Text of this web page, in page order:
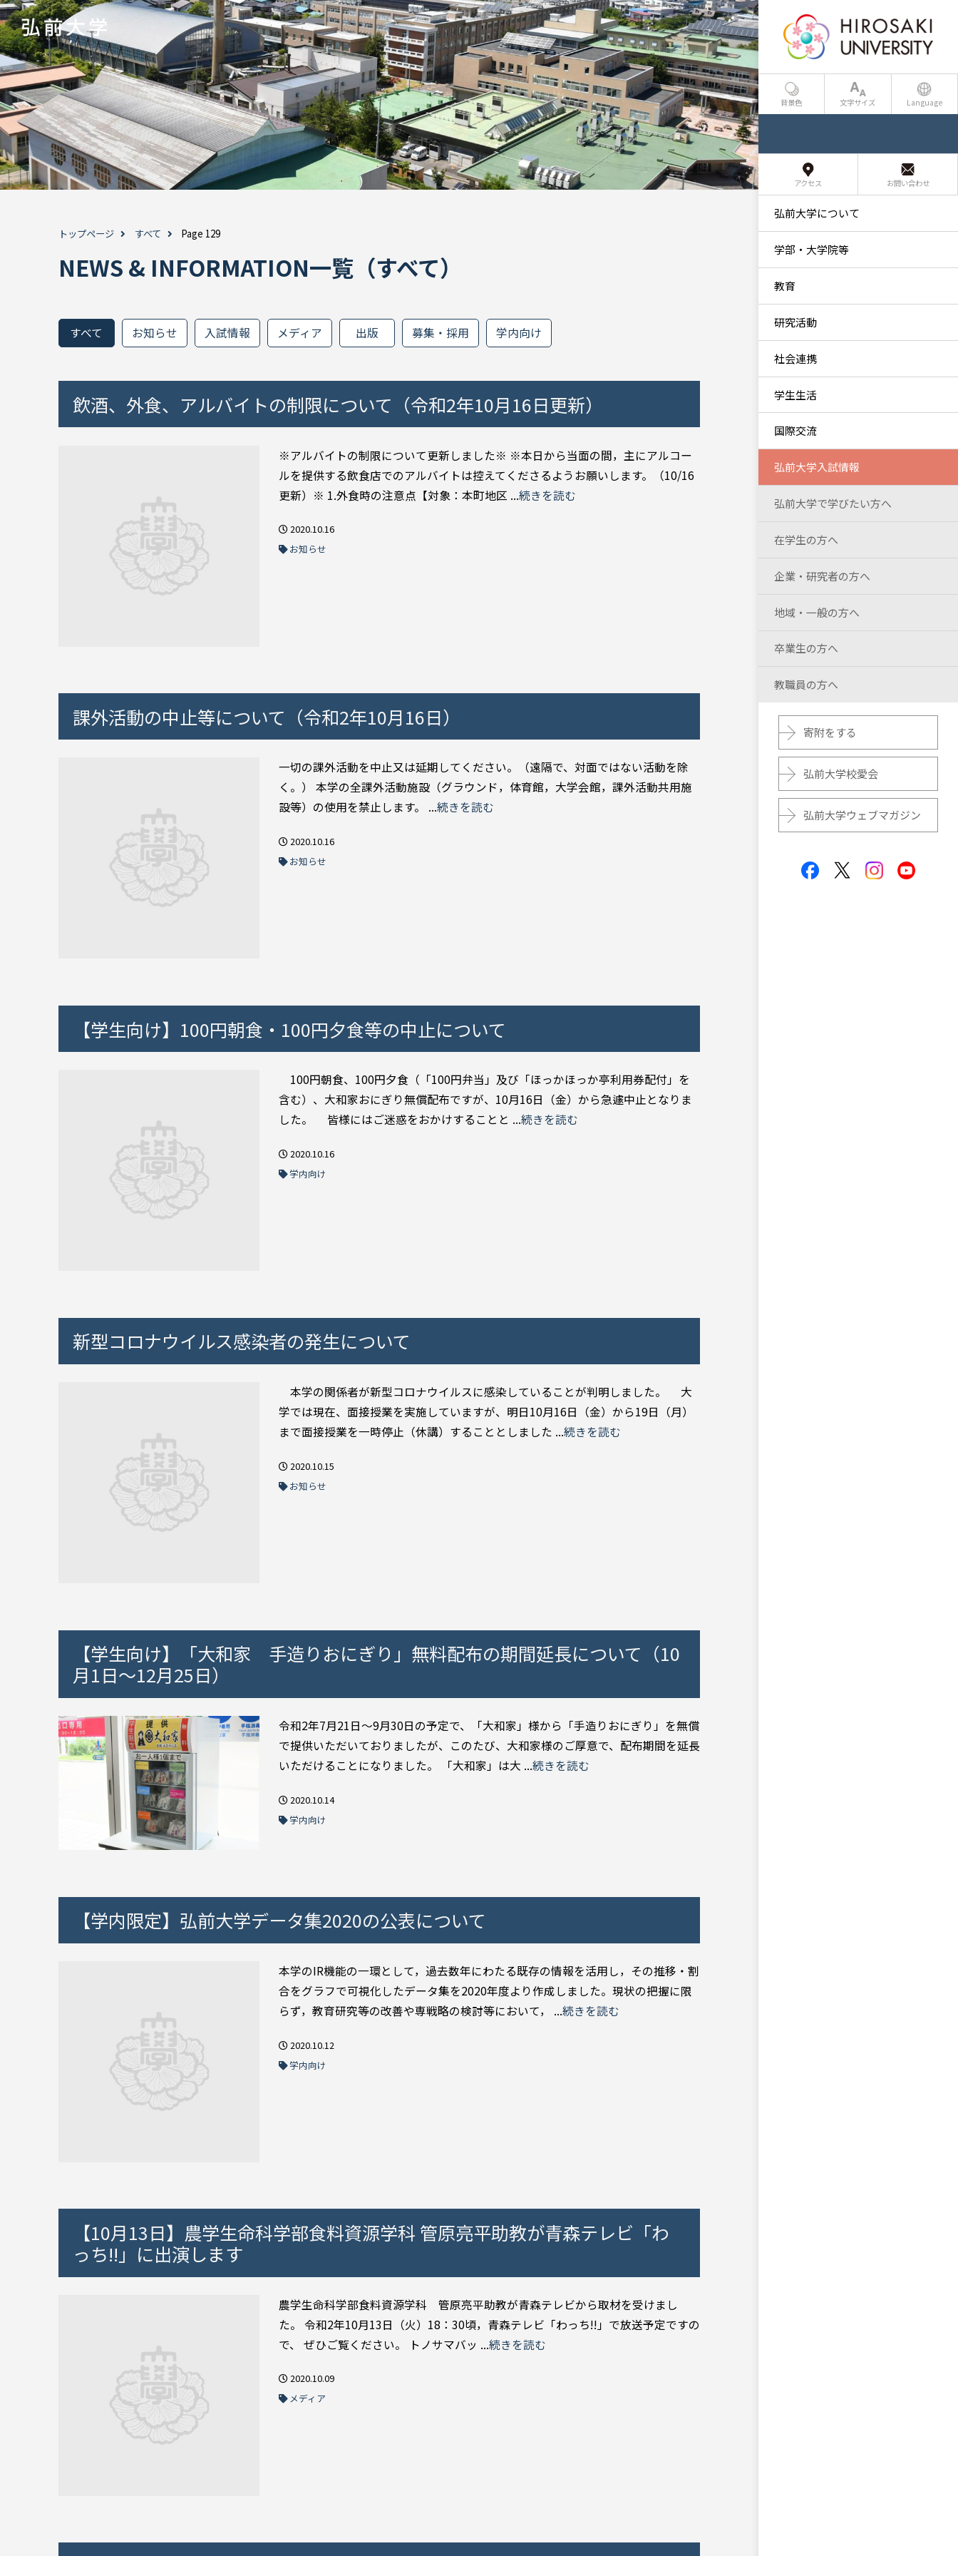
トップページ すべて Page 129
NEWS & INFORMATION一覧（すべて）
すべて お知らせ 入試情報 メディア 出版 募集・採用 学内向け
飲酒、外食、アルバイトの制限について（令和2年10月16日更新）
※アルバイトの制限について更新しました※ ※本日から当面の間，主にアルコー
ルを提供する飲食店でのアルバイトは控えてくださるようお願いします。（10/16
更新）※ 1.外食時の注意点【対象：本町地区 ...続きを読む
2020.10.16
お知らせ
課外活動の中止等について（令和2年10月16日）
一切の課外活動を中止又は延期してください。（遠隔で、対面ではない活動を除
く。） 本学の全課外活動施設（グラウンド，体育館，大学会館，課外活動共用施
設等）の使用を禁止します。 ...続きを読む
2020.10.16
お知らせ
【学生向け】100円朝食・100円夕食等の中止について
100円朝食、100円夕食（「100円弁当」及び「ほっかほっか亭利用券配付」を
含む）、大和家おにぎり無償配布ですが、10月16日（金）から急遽中止となりま
した。 皆様にはご迷惑をおかけすることと ...続きを読む
2020.10.16
学内向け
新型コロナウイルス感染者の発生について
本学の関係者が新型コロナウイルスに感染していることが判明しました。 大
学では現在、面接授業を実施していますが、明日10月16日（金）から19日（月）
まで面接授業を一時停止（休講）することとしました ...続きを読む
2020.10.15
お知らせ
【学生向け】「大和家 手造りおにぎり」無料配布の期間延長について（10
月1日～12月25日）
令和2年7月21日～9月30日の予定で、「大和家」様から「手造りおにぎり」を無償
で提供いただいておりましたが、このたび、大和家様のご厚意で、配布期間を延長
いただけることになりました。 「大和家」は大 ...続きを読む
2020.10.14
学内向け
【学内限定】弘前大学データ集2020の公表について
本学のIR機能の一環として，過去数年にわたる既存の情報を活用し，その推移・割
合をグラフで可視化したデータ集を2020年度より作成しました。現状の把握に限
らず，教育研究等の改善や専戦略の検討等において， ...続きを読む
2020.10.12
学内向け
【10月13日】農学生命科学部食料資源学科 管原亮平助教が青森テレビ「わ
っち!!」に出演します
農学生命科学部食料資源学科 管原亮平助教が青森テレビから取材を受けまし
た。 令和2年10月13日（火）18：30頃，青森テレビ「わっち!!」で放送予定ですの
で、 ぜひご覧ください。 トノサマバッ ...続きを読む
2020.10.09
メディア
背景色 文字サイズ Language
アクセス お問い合わせ
弘前大学について
学部・大学院等
教育
研究活動
社会連携
学生生活
国際交流
弘前大学入試情報
弘前大学で学びたい方へ
在学生の方へ
企業・研究者の方へ
地域・一般の方へ
卒業生の方へ
教職員の方へ
寄附をする
弘前大学校愛会
弘前大学ウェブマガジン